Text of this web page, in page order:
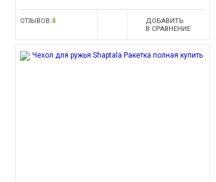
ОТЗЫВОВ:0
ДОБАВИТЬ
В СРАВНЕНИЕ